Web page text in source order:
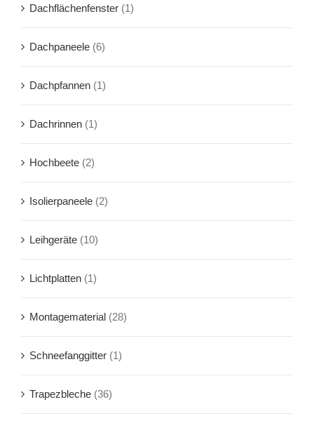
Dachflächenfenster (1)
Dachpaneele (6)
Dachpfannen (1)
Dachrinnen (1)
Hochbeete (2)
Isolierpaneele (2)
Leihgeräte (10)
Lichtplatten (1)
Montagematerial (28)
Schneefanggitter (1)
Trapezbleche (36)